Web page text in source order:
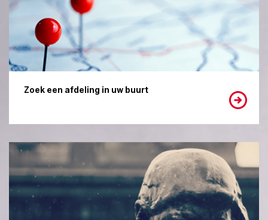
Zoek een afdeling in uw buurt